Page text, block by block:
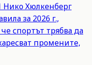
Нико Хюлкенберг
за 2026 г.,
спортът трябва да
промените,